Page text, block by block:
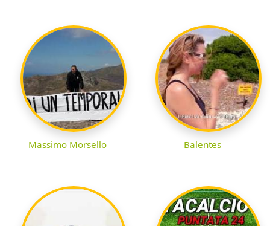
Massimo Morsello Balentes